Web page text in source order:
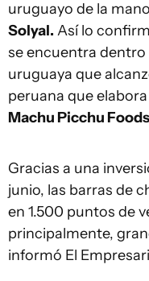
uruguayo de la
Solyal. Así lo
se encuentra dentro
uruguaya que
peruana que
Machu Picchu Foods
Gracias a una
junio, las barras de
en 1.500 puntos de
principalmente,
informó El